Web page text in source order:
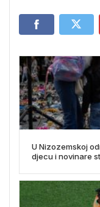
U Nizozemskoj
djecu i novinare